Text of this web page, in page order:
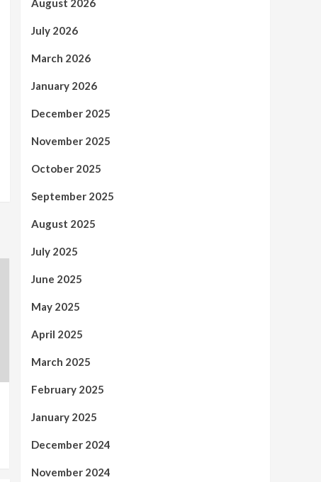
August 2026
July 2026
March 2026
January 2026
December 2025
November 2025
October 2025
September 2025
August 2025
July 2025
June 2025
May 2025
April 2025
March 2025
February 2025
January 2025
December 2024
November 2024